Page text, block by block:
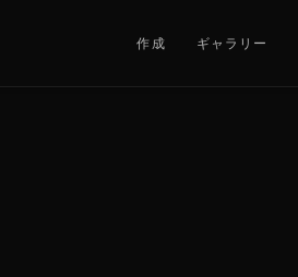
作成 ギャラリー